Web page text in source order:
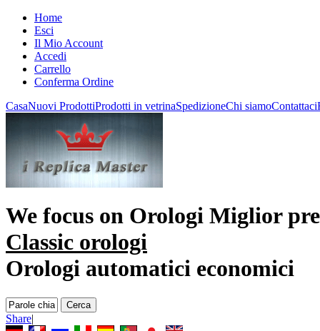
Home
Esci
Il Mio Account
Accedi
Carrello
Conferma Ordine
CasaNuovi ProdottiProdotti in vetrinaSpedizioneChi siamoContattaci
We focus on Orologi Miglior
Classic orologi
Orologi automatici economici
Share|